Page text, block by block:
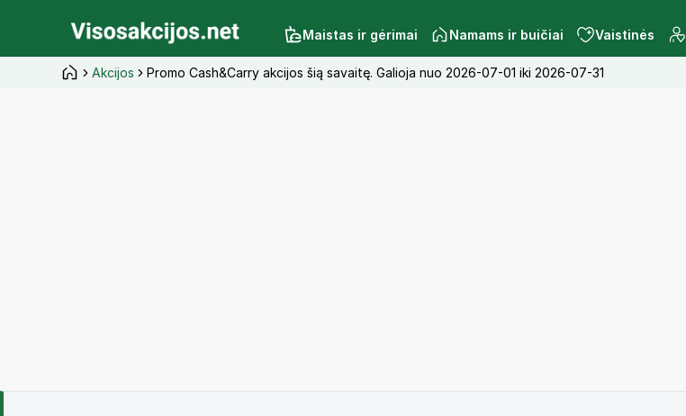
Maistas ir gėrimai Namams ir buičiai Vaistinės
Akcijos Promo Cash&Carry akcijos šią savaitę. Galioja nuo 2026-07-01 iki 2026-07-31